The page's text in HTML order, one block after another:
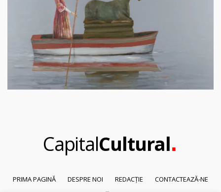
CapitalCultural.
PRIMA PAGINĂ DESPRE NOI REDACȚIE
CONTACTEAZĂ-NE